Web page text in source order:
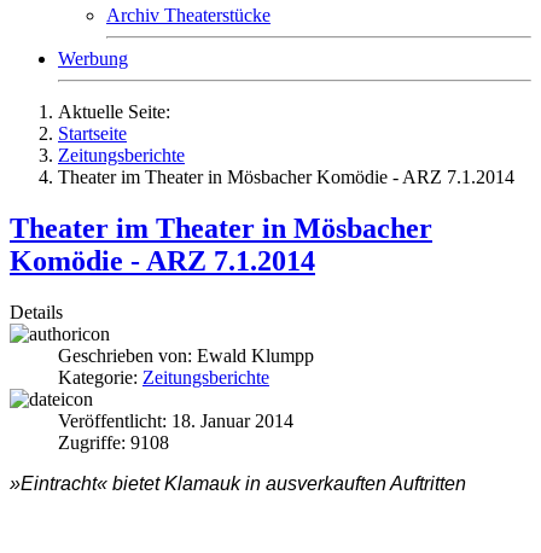
Archiv Theaterstücke
Werbung
Aktuelle Seite:
Startseite
Zeitungsberichte
Theater im Theater in Mösbacher Komödie - ARZ 7.1.2014
Theater im Theater in Mösbacher
Komödie - ARZ 7.1.2014
Details
Geschrieben von: Ewald Klumpp
Kategorie: Zeitungsberichte
Veröffentlicht: 18. Januar 2014
Zugriffe: 9108
»Eintracht« bietet Klamauk in ausverkauften Auftritten